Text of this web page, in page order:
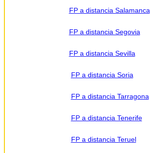
FP a distancia Salamanca
FP a distancia Segovia
FP a distancia Sevilla
FP a distancia Soria
FP a distancia Tarragona
FP a distancia Tenerife
FP a distancia Teruel